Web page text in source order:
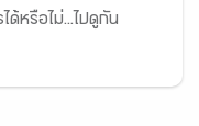
ด้หรือไม่...ไปดูกัน